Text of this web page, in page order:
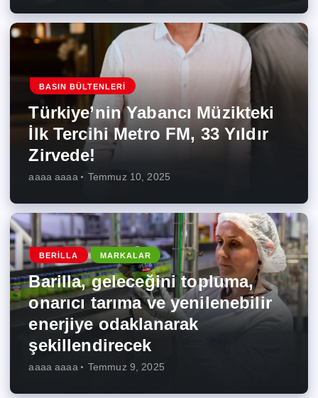
BASIN BÜLTENLERI
Türkiye’nin Yabancı Müzikteki
İlk Tercihi Metro FM, 33 Yıldır
Zirvede!
aaaa aaaa Temmuz 10, 2025
BERILLA MARKALAR
Barilla, geleceğini topluma,
onarıcı tarıma ve yenilenebilir
enerjiye odaklanarak
şekillendirecek
aaaa aaaa Temmuz 9, 2025